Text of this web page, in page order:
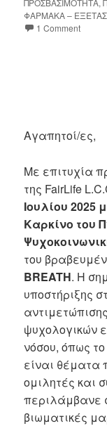
ΠΡΟΣΒΑΣΙΜΟΤΗΤΑ,
ΦΑΡΜΑΚΑ –
1 Comment
Αγαπητοί/ες,
Με επιτυχία
της FairLife
Ιουλίου 2025
Καρκίνο του
του
BREATH. Η
υποστήριξης
ψυχολογικών
νόσου, όπως
είναι
ομιλητές και
περιλάμβανε
βιωματικές